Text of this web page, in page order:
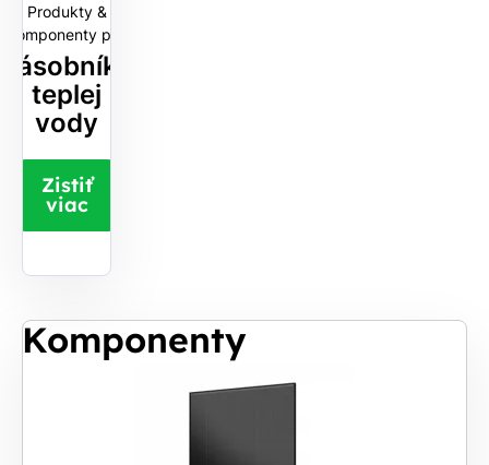
Produkty &
Komponenty pre
Zásobníky
teplej
vody
Zistiť
viac
Komponenty